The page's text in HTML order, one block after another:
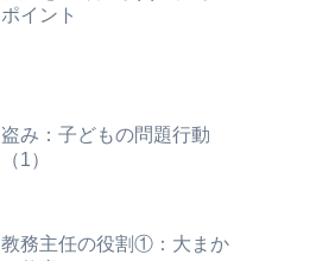
ポイント
盗み：子どもの問題行動
（1）
教務主任の役割①：大まか